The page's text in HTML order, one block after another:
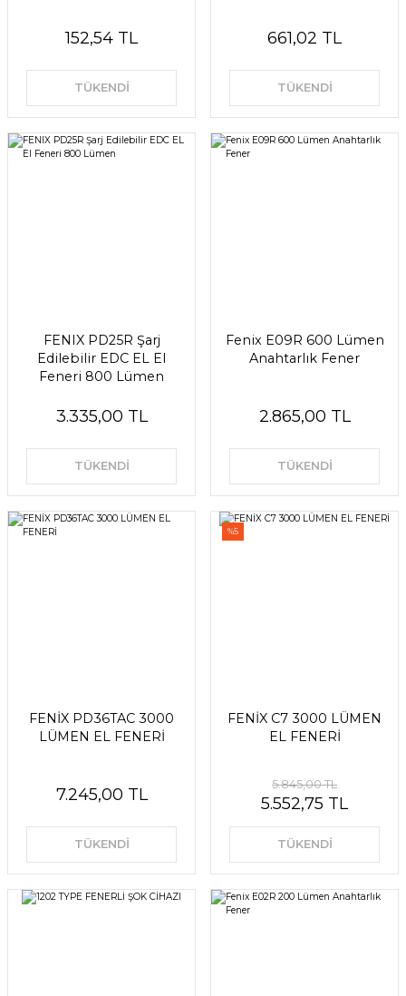
152,54 TL
TÜKENDİ
661,02 TL
TÜKENDİ
FENIX PD25R Şarj
Edilebilir EDC EL El
Feneri 800 Lümen
3.335,00 TL
TÜKENDİ
Fenix E09R 600 Lümen
Anahtarlık Fener
2.865,00 TL
TÜKENDİ
FENİX PD36TAC 3000
LÜMEN EL FENERİ
7.245,00 TL
TÜKENDİ
%5
FENİX C7 3000 LÜMEN
EL FENERİ
5.845,00 TL
5.552,75 TL
TÜKENDİ